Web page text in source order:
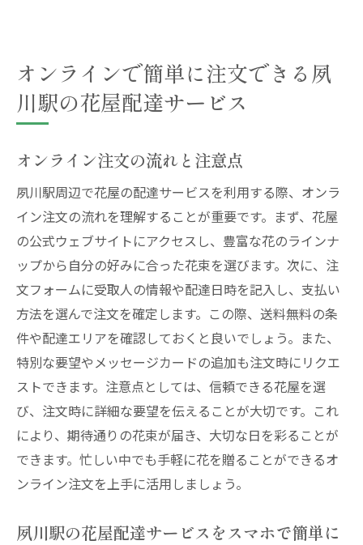
オンラインで簡単に注文できる夙
川駅の花屋配達サービス
オンライン注文の流れと注意点
夙川駅周辺で花屋の配達サービスを利用する際、オンラ
イン注文の流れを理解することが重要です。まず、花屋
の公式ウェブサイトにアクセスし、豊富な花のラインナ
ップから自分の好みに合った花束を選びます。次に、注
文フォームに受取人の情報や配達日時を記入し、支払い
方法を選んで注文を確定します。この際、送料無料の条
件や配達エリアを確認しておくと良いでしょう。また、
特別な要望やメッセージカードの追加も注文時にリクエ
ストできます。注意点としては、信頼できる花屋を選
び、注文時に詳細な要望を伝えることが大切です。これ
により、期待通りの花束が届き、大切な日を彩ることが
できます。忙しい中でも手軽に花を贈ることができるオ
ンライン注文を上手に活用しましょう。
夙川駅の花屋配達サービスをスマホで簡単に